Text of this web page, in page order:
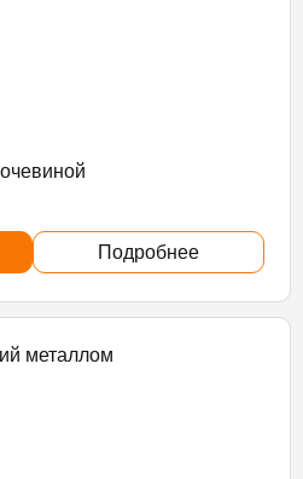
Подробнее